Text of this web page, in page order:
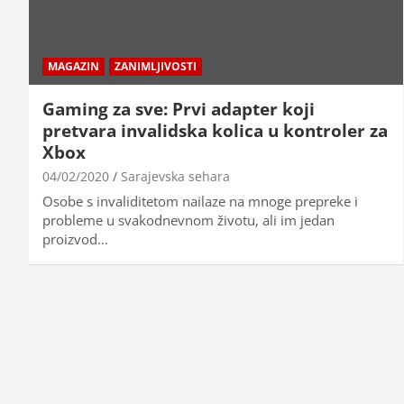
MAGAZIN ZANIMLJIVOSTI
Gaming za sve: Prvi adapter koji
pretvara invalidska kolica u kontroler za
Xbox
04/02/2020 Sarajevska sehara
Osobe s invaliditetom nailaze na mnoge prepreke i
probleme u svakodnevnom životu, ali im jedan
proizvod…